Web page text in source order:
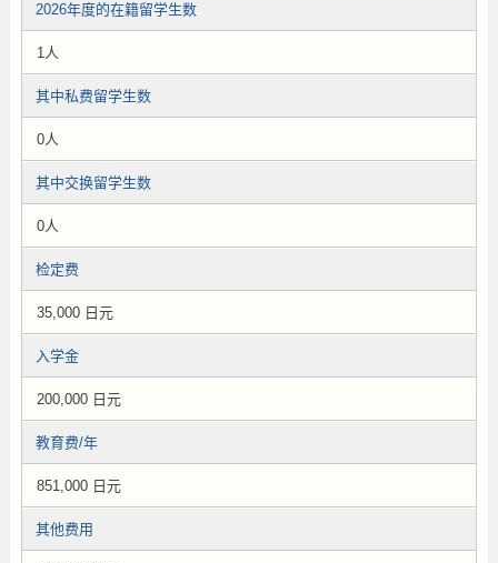
2026年度的在籍留学生数
1人
其中私费留学生数
0人
其中交换留学生数
0人
检定费
35,000 日元
入学金
200,000 日元
教育费/年
851,000 日元
其他费用